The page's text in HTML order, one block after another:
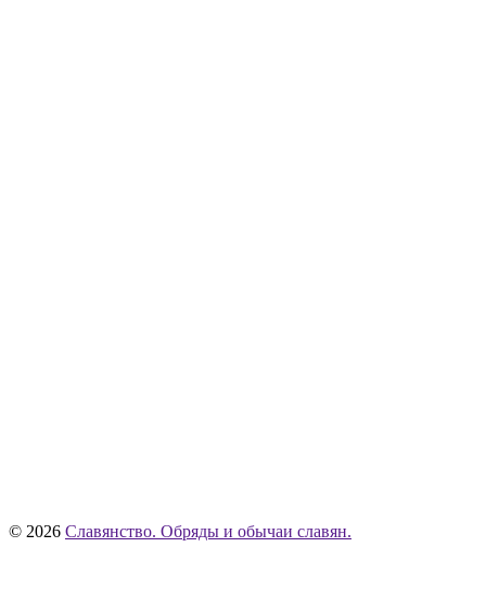
© 2026 Славянство. Обряды и обычаи славян.